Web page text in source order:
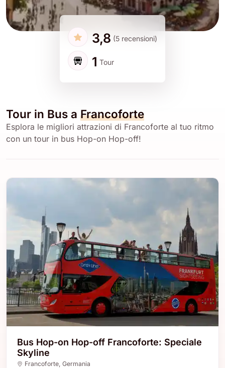
3,8 (5 recensioni)
1 Tour
Tour in Bus a Francoforte
Esplora le migliori attrazioni di Francoforte al tuo ritmo
con un tour in bus Hop-on Hop-off!
Bus Hop-on Hop-off Francoforte: Speciale
Skyline
Francoforte, Germania